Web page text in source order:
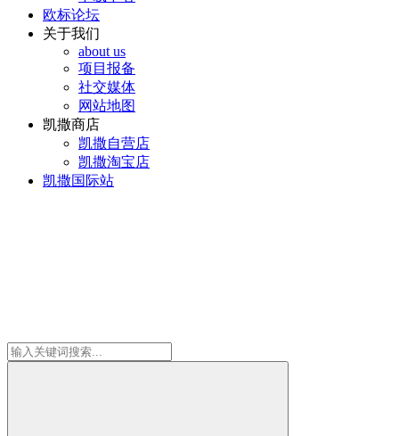
欧标论坛
关于我们
about us
项目报备
社交媒体
网站地图
凯撒商店
凯撒自营店
凯撒淘宝店
凯撒国际站